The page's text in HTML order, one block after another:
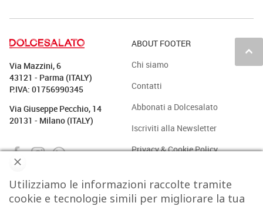
keyboard_arrow_up
Via Mazzini, 6
43121 - Parma (ITALY)
P.IVA: 01756990345
Via Giuseppe Pecchio, 14
20131 - Milano (ITALY)
ABOUT FOOTER
Chi siamo
Contatti
Abbonati a Dolcesalato
Iscriviti alla Newsletter
Privacy & Cookie Policy
PASTICCERIA BAKERY GELATO CAFFÈ & CO.
Utilizziamo le informazioni raccolte tramite
cookie e tecnologie simili per migliorare la tua